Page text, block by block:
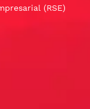
(RSE)